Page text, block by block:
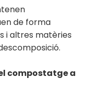
de forma
i altres matèries
compostatge a